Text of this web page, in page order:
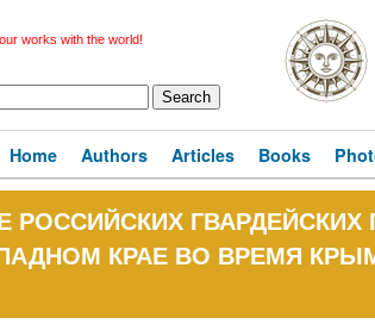
works with the world!
Home Authors Articles Books
РОССИЙСКИХ ГВАРДЕЙСКИХ
КРАЕ ВО ВРЕМЯ